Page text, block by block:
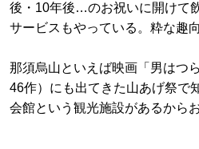
後・10年後…のお祝いに開けて
サービスもやっている。粋な趣
那須烏山といえば映画「男はつ
46作）にも出てきた山あげ祭で
会館という観光施設があるから